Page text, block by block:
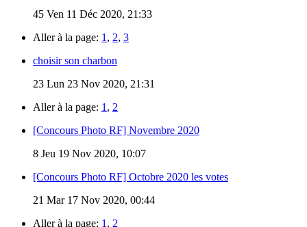
45 Ven 11 Déc 2020, 21:33
Aller à la page: 1 , 2, 3
choisir son charbon
23 Lun 23 Nov 2020, 21:31
Aller à la page: 1 , 2
[Concours Photo RF] Novembre 2020
8 Jeu 19 Nov 2020, 10:07
[Concours Photo RF] Octobre 2020 les votes
21 Mar 17 Nov 2020, 00:44
Aller à la page: 1 , 2